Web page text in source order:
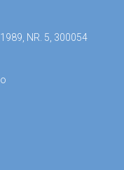
NR. 5, 300054